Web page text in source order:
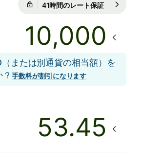
41時間のレート保証
または別通貨の相当額）を
？手数料が割引になります